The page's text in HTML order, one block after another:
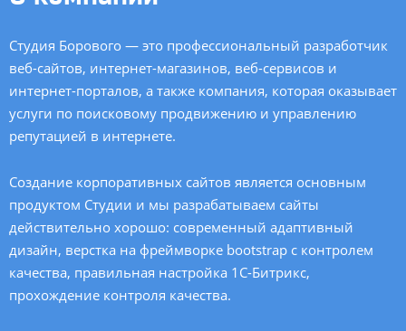
Студия Борового — это профессиональный разработчик
веб-сайтов, интернет-магазинов, веб-сервисов и
интернет-порталов, а также компания, которая оказывает
услуги по поисковому продвижению и управлению
репутацией в интернете.
Создание корпоративных сайтов является основным
продуктом Студии и мы разрабатываем сайты
действительно хорошо: современный адаптивный
дизайн, верстка на фреймворке bootstrap с контролем
качества, правильная настройка 1С-Битрикс,
прохождение контроля качества.